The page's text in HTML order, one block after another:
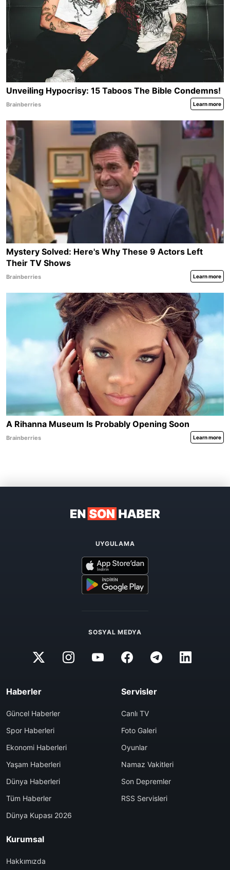
UYGULAMA
SOSYAL MEDYA
Haberler
Güncel Haberler
Spor Haberleri
Ekonomi Haberleri
Yaşam Haberleri
Dünya Haberleri
Tüm Haberler
Dünya Kupası 2026
Servisler
Canlı TV
Foto Galeri
Oyunlar
Namaz Vakitleri
Son Depremler
RSS Servisleri
Kurumsal
Hakkımızda